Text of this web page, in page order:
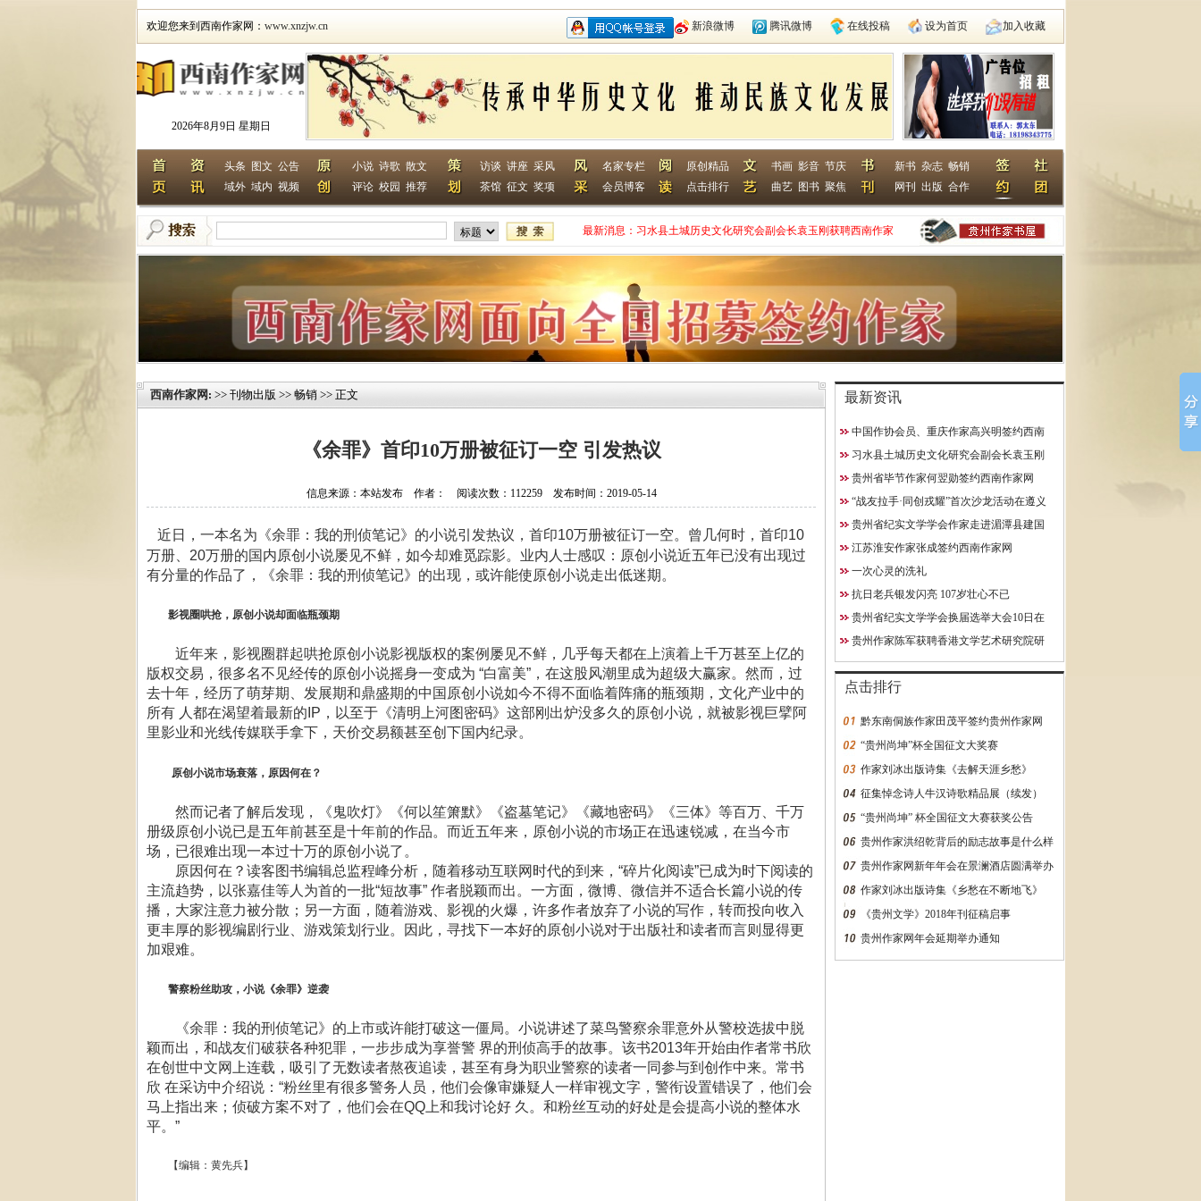
欢迎您来到西南作家网： www.xnzjw.cn 新浪微博 腾讯微博 在线投稿 设为首页 加入收藏
2026年8月9日 星期日
头条 图文 公告
域外 域内 视频
小说 诗歌 散文
评论 校园 推荐
访谈 讲座 采风
茶馆 征文 奖项
名家专栏
会员博客
原创精品
点击排行
书画 影音 节庆
曲艺 图书 聚焦
新书 杂志 畅销
网刊
出版 合作
最新消息： 习水县土城历史文化研究会副会长袁玉刚获聘西南作家
贵州省毕节作家何翌勋签约西南作家网
“战友拉手·同创戎耀”首次沙龙活动在遵义启动
贵州省纪实文学学会作家走进湄潭县建国学校
江苏淮安作家张成签约西南作家网
抗日老兵银发闪亮 107岁壮心不已
贵州省纪实文学学会换届选举大会10日在贵阳成功举行
中国作协会员、重庆作家高兴明签约西南作家网
西南作家网 : >> 刊物出版 >> 畅销 >> 正文
《余罪》首印10万册被征订一空 引发热议
信息来源：本站发布 作者： 阅读次数：112259 发布时间：2019-05-14
近日，一本名为《余罪：我的刑侦笔记》的小说引发热议，首印10万册被征订一空。曾几何时，首印10
万册、20万册的国内原创小说屡见不鲜，如今却难觅踪影。业内人士感叹：原创小说近五年已没有出现过
有分量的作品了，《余罪：我的刑侦笔记》的出现，或许能使原创小说走出低迷期。
影视圈哄抢，原创小说却面临瓶颈期
近年来，影视圈群起哄抢原创小说影视版权的案例屡见不鲜，几乎每天都在上演着上千万甚至上亿的
版权交易，很多名不见经传的原创小说摇身一变成为 “白富美”，在这股风潮里成为超级大赢家。然而，过
去十年，经历了萌芽期、发展期和鼎盛期的中国原创小说如今不得不面临着阵痛的瓶颈期，文化产业中的
所有 人都在渴望着最新的IP，以至于《清明上河图密码》这部刚出炉没多久的原创小说，就被影视巨擘阿
里影业和光线传媒联手拿下，天价交易额甚至创下国内纪录。
原创小说市场衰落，原因何在？
然而记者了解后发现，《鬼吹灯》《何以笙箫默》《盗墓笔记》《藏地密码》《三体》等百万、千万
册级原创小说已是五年前甚至是十年前的作品。而近五年来，原创小说的市场正在迅速锐减，在当今市
场，已很难出现一本过十万的原创小说了。
原因何在？读客图书编辑总监程峰分析，随着移动互联网时代的到来，“碎片化阅读”已成为时下阅读的
主流趋势，以张嘉佳等人为首的一批“短故事” 作者脱颖而出。一方面，微博、微信并不适合长篇小说的传
播，大家注意力被分散；另一方面，随着游戏、影视的火爆，许多作者放弃了小说的写作，转而投向收入
更丰厚的影视编剧行业、游戏策划行业。因此，寻找下一本好的原创小说对于出版社和读者而言则显得更
加艰难。
警察粉丝助攻，小说《余罪》逆袭
《余罪：我的刑侦笔记》的上市或许能打破这一僵局。小说讲述了菜鸟警察余罪意外从警校选拔中脱
颖而出，和战友们破获各种犯罪，一步步成为享誉警 界的刑侦高手的故事。该书2013年开始由作者常书欣
在创世中文网上连载，吸引了无数读者熬夜追读，甚至有身为职业警察的读者一同参与到创作中来。常书
欣 在采访中介绍说：“粉丝里有很多警务人员，他们会像审嫌疑人一样审视文字，警衔设置错误了，他们会
马上指出来；侦破方案不对了，他们会在QQ上和我讨论好 久。和粉丝互动的好处是会提高小说的整体水
平。”
【编辑：黄先兵】
最新资讯
中国作协会员、重庆作家高兴明签约西南
作家网
习水县土城历史文化研究会副会长袁玉刚
获聘西南作家网终身特聘专
贵州省毕节作家何翌勋签约西南作家网
“战友拉手·同创戎耀”首次沙龙活动在遵义
启动贵州省纪实文学学会作家走进湄潭县建国
学校江苏淮安作家张成签约西南作家网
一次心灵的洗礼
抗日老兵银发闪亮 107岁壮心不已
贵州省纪实文学学会换届选举大会10日在
贵阳成功举行
贵州作家陈军获聘香港文学艺术研究院研
究员
点击排行
黔东南侗族作家田茂平签约贵州作家网
“贵州尚坤”杯全国征文大奖赛
作家刘冰出版诗集《去解天涯乡愁》
征集悼念诗人牛汉诗歌精品展（续发）
“贵州尚坤” 杯全国征文大赛获奖公告
贵州作家洪绍乾背后的励志故事是什么样
的？万字长文告诉你
贵州作家网新年年会在景澜酒店圆满举办
作家刘冰出版诗集《乡愁在不断地飞》
《贵州文学》2018年刊征稿启事
贵州作家网年会延期举办通知